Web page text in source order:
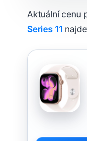
Aktuální cenu
Series 11